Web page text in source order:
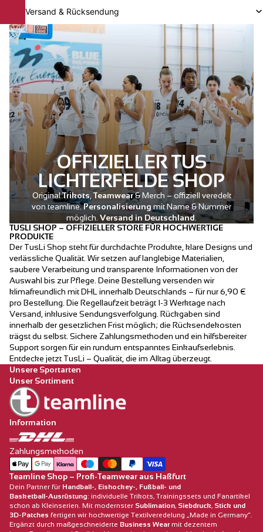
Versand & Rücksendung
OFFIZIELLER TUS
LICHTERFELDE SHOP
OriginalTrikots,Teamwear& Merch – offiziell veredelt
von teamline.Personalisierungmit Name & Nummer
möglich. Versand in Deutschland.
TUSLI SHOP – OFFIZIELLER STORE FÜR HOCHWERTIGE
PRODUKTE
Der TusLi Shop steht für durchdachte Produkte, klare Designs und
verlässliche Qualität. Wir setzen auf langlebige Materialien,
saubere Verarbeitung und transparente Informationen von der
Auswahl bis zur Pflege. Deine Bestellung versenden wir
klimafreundlich mit DHL innerhalb Deutschlands – für nur 6,90 €
pro Bestellung. Die Regellaufzeit beträgt 1-3 Werktage nach
Versand, inklusive Sendungsverfolgung. Rückgaben sind
innerhalb der gesetzlichen Frist möglich; die Rücksendekosten
trägst du selbst. Sichere Zahlungsmethoden und ein hilfsbereiter
Support sorgen für ein rundum entspanntes Einkaufserlebnis.
Entdecke jetzt TusLi – Qualität, die im Alltag überzeugt.
Unsere Sportarten
Unser Sortiment
Information
Zahlungsmethoden
Teamline Shop – Profi‑Teamwear aus Haßfurt
Dein Partner für Handball‑, Eishockey‑, Fußball‑ und
Basketball‑Ausrüstung: individuelle Trikots, Trainingssets und Fanartikel
schon ab Kleinserien. Mit modernster Sublimation, Siebdruck, Stick und
3D‑Patches fertigen wir hochwertige Textilveredelung „Made in Germany“.
Ergänzt durch maßgeschneiderte Business Wear mit dezentem